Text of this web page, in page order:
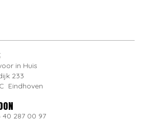
in Huis
233
Eindhoven
40 287 00 97